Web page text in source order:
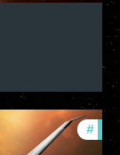
#